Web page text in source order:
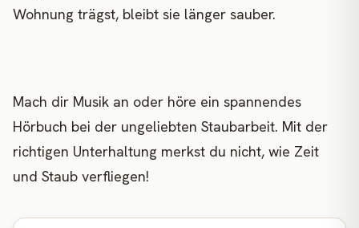
Wohnung trägst, bleibt sie länger sauber.
Mach dir Musik an oder höre ein spannendes
Hörbuch bei der ungeliebten Staubarbeit. Mit der
richtigen Unterhaltung merkst du nicht, wie Zeit
und Staub verfliegen!